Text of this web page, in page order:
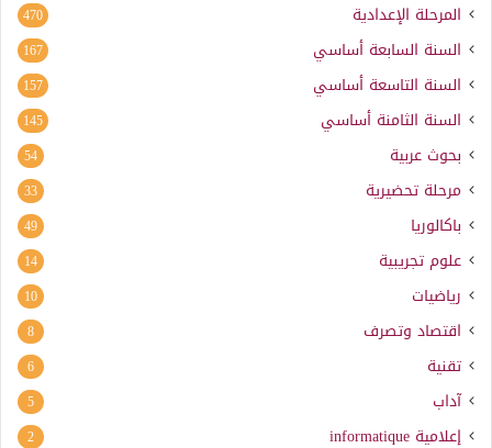
المرحلة الإعدادية 470
السنة السابعة أساسي 167
السنة التاسعة أساسي 157
السنة الثامنة أساسي 145
بحوث عربية 54
مرحلة تحضيرية 33
باكالوريا 49
علوم تجريبية 14
رياضيات 10
اقتصاد وتصرف 8
تقنية 6
آداب 5
إعلامية informatique
2